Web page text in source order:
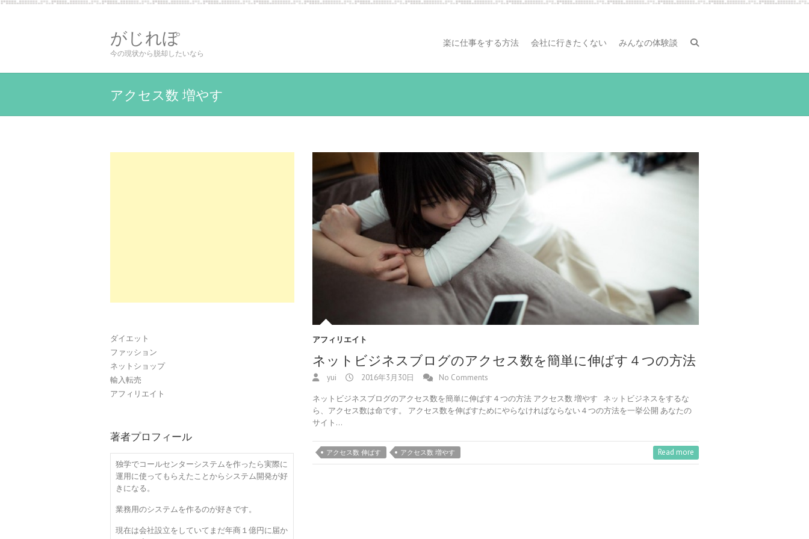
がじれぽ
今の現状から脱却したいなら
楽に仕事をする方法 会社に行きたくない みんなの体験談
アクセス数 増やす
アフィリエイト
ネットビジネスブログのアクセス数を簡単に伸ばす４つの方法
yui 2016年3月30日 No Comments
ネットビジネスブログのアクセス数を簡単に伸ばす４つの方法 アクセス数 増やす ネットビジネスをするな
ら、アクセス数は命です。 アクセス数を伸ばすためにやらなければならない４つの方法を一挙公開 あなたの
サイト…
アクセス数 伸ばす アクセス数 増やす Read more
ダイエット
ファッション
ネットショップ
輸入転売
アフィリエイト
著者プロフィール
独学でコールセンターシステムを作ったら実際に
運用に使ってもらえたことからシステム開発が好
きになる。
業務用のシステムを作るのが好きです。
現在は会社設立をしていてまだ年商１億円に届か